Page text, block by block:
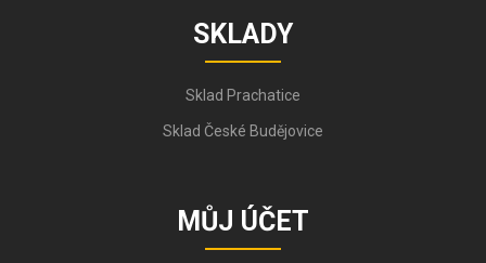
SKLADY
Sklad Prachatice
Sklad České Budějovice
MŮJ ÚČET